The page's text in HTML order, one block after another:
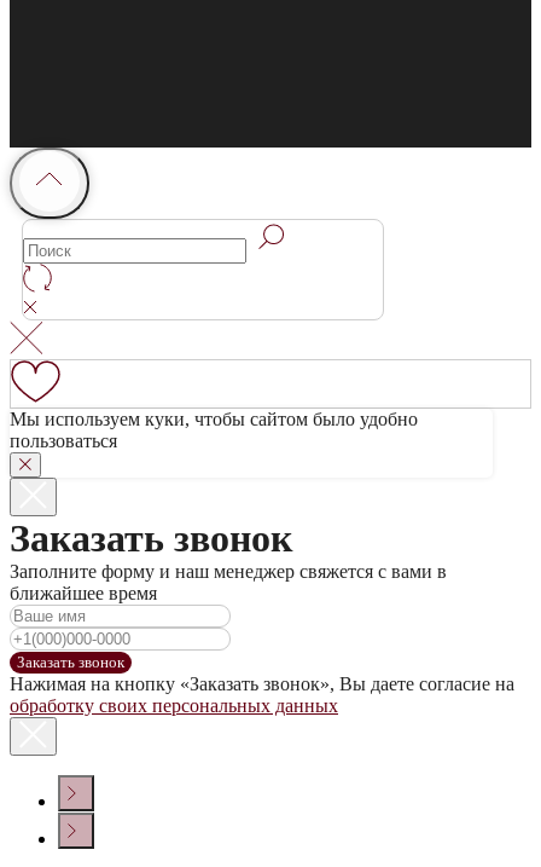
Мы используем куки, чтобы сайтом было удобно
пользоваться
Заказать звонок
Заполните форму и наш менеджер свяжется с вами в
ближайшее время
Заказать звонок
Нажимая на кнопку «Заказать звонок», Вы даете согласие на
обработку своих персональных данных